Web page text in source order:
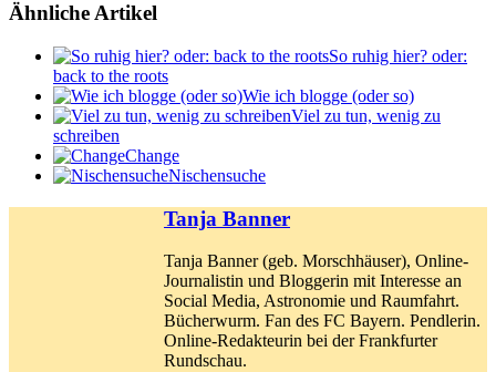
Ähnliche Artikel
So ruhig hier? oder:
back to the roots
Wie ich blogge (oder so)
Viel zu tun, wenig zu
schreiben
Change
Nischensuche
Tanja Banner
Tanja Banner (geb. Morschhäuser), Online-
Journalistin und Bloggerin mit Interesse an
Social Media, Astronomie und Raumfahrt.
Bücherwurm. Fan des FC Bayern. Pendlerin.
Online-Redakteurin bei der Frankfurter
Rundschau.